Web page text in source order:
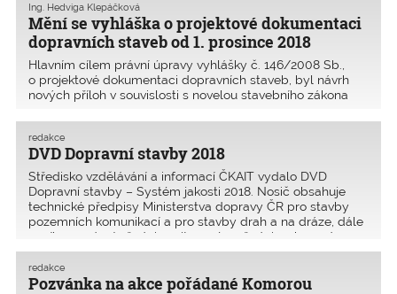
k jejímu navýšení ze zákonných 15 %
Mění se vyhláška o projektové dokumentaci
dopravních staveb od 1. prosince 2018
Ing. Hedviga Klepáčková
Hlavním cílem právní úpravy vyhlášky č. 146/2008 Sb.,
o projektové dokumentaci dopravních staveb, byl návrh
nových příloh v souvislosti s novelou stavebního zákona
o dokumentaci staveb, ve znění pozdějších předpisů tak,
DVD Dopravní stavby 2018
redakce
Středisko vzdělávání a informací ČKAIT vydalo DVD
Dopravní ­stavby – Systém jakosti 2018. Nosič obsahuje
technické předpisy Ministerstva dopravy ČR pro stavby
pozemních komunikací a pro stavby drah a na dráze, dále
ceníky a právní předpisy citované v předpisech uvede
Pozvánka na akce pořádané Komorou
redakce